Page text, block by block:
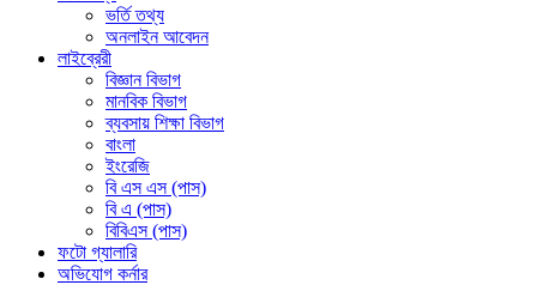
ভর্তি তথ্য
অনলাইন আবেদন
লাইব্রেরী
বিজ্ঞান বিভাগ
মানবিক বিভাগ
ব্যবসায় শিক্ষা বিভাগ
বাংলা
ইংরেজি
বি এস এস (পাস)
বি এ (পাস)
বিবিএস (পাস)
ফটো গ্যালারি
অভিযোগ কর্নার